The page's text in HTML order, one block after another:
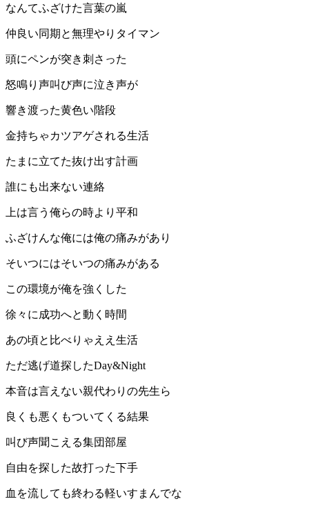
なんてふざけた言葉の嵐
仲良い同期と無理やりタイマン
頭にペンが突き刺さった
怒鳴り声叫び声に泣き声が
響き渡った黄色い階段
金持ちゃカツアゲされる生活
たまに立てた抜け出す計画
誰にも出来ない連絡
上は言う俺らの時より平和
ふざけんな俺には俺の痛みがあり
そいつにはそいつの痛みがある
この環境が俺を強くした
徐々に成功へと動く時間
あの頃と比べりゃええ生活
ただ逃げ道探したDay&Night
本音は言えない親代わりの先生ら
良くも悪くもついてくる結果
叫び声聞こえる集団部屋
自由を探した故打った下手
血を流しても終わる軽いすまんでな